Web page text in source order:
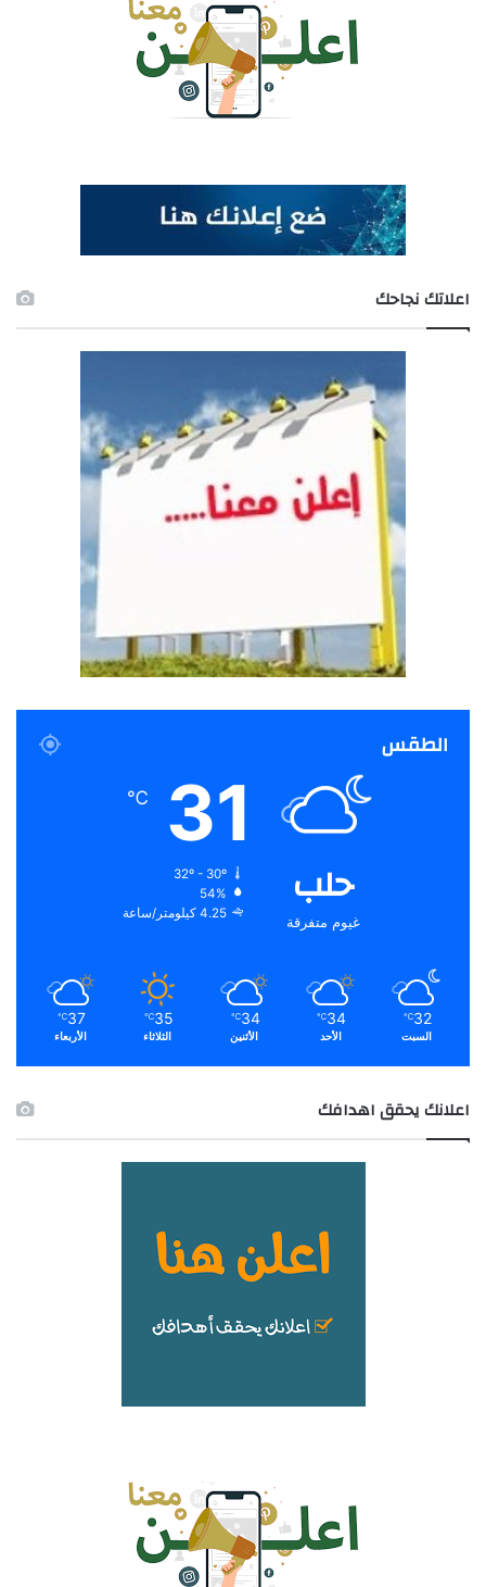
اعلاتك نجاحك
الطقس
حلب
غيوم متفرقة
31
℃
32º - 30º
54%
4.25 كيلومتر/ساعة
32
℃
السبت
34
℃
الأحد
34
℃
الأثنين
35
℃
الثلاثاء
37
℃
الأربعاء
اعلانك يحقق اهدافك